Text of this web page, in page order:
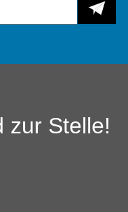
zur Stelle!